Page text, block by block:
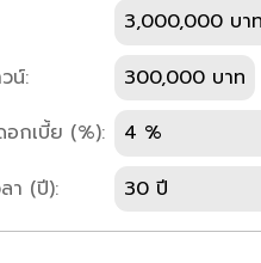
3,000,000 บาท
น์:
300,000 บาท
อกเบี้ย (%):
4 %
ลา (ปี):
30 ปี